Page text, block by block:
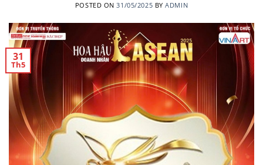
POSTED ON31/05/2025 BYADMIN
31
Th5